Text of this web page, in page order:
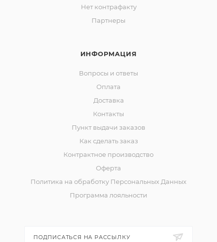
Нет контрафакту
Партнеры
ИНФОРМАЦИЯ
Вопросы и ответы
Оплата
Доставка
Контакты
Пункт выдачи заказов
Как сделать заказ
Контрактное производство
Оферта
Политика на обработку Персональных Данных
Программа лояльности
ПОДПИСАТЬСЯ НА РАССЫЛКУ